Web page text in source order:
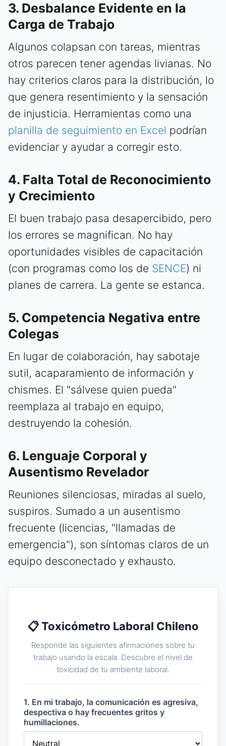
3. Desbalance Evidente en la
Carga de Trabajo
Algunos colapsan con tareas, mientras
otros parecen tener agendas livianas. No
hay criterios claros para la distribución, lo
que genera resentimiento y la sensación
de injusticia. Herramientas como una
planilla de seguimiento en Excel podrían
evidenciar y ayudar a corregir esto.
4. Falta Total de Reconocimiento
y Crecimiento
El buen trabajo pasa desapercibido, pero
los errores se magnifican. No hay
oportunidades visibles de capacitación
(con programas como los de SENCE) ni
planes de carrera. La gente se estanca.
5. Competencia Negativa entre
Colegas
En lugar de colaboración, hay sabotaje
sutil, acaparamiento de información y
chismes. El "sálvese quien pueda"
reemplaza al trabajo en equipo,
destruyendo la cohesión.
6. Lenguaje Corporal y
Ausentismo Revelador
Reuniones silenciosas, miradas al suelo,
suspiros. Sumado a un ausentismo
frecuente (licencias, "llamadas de
emergencia"), son síntomas claros de un
equipo desconectado y exhausto.
📋 Toxicómetro Laboral Chileno
Responde las siguientes afirmaciones sobre tu
trabajo usando la escala. Descubre el nivel de
toxicidad de tu ambiente laboral.
1. En mi trabajo, la comunicación es agresiva,
despectiva o hay frecuentes gritos y
humillaciones.